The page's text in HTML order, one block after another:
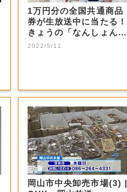
1万円分の全国共通商品
券が生放送中に当たる！
きょうの「なんしょん？
生電話クイズ」...
2022/5/11
岡山市中央卸売市場(3) |